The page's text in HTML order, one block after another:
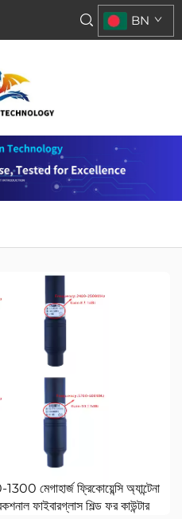
BN
মেগাহার্জ ফ্রিকোয়েন্সি অ্যান্টেনা
ফাইবারগ্লাস শিল্ড ফর কাউন্টার